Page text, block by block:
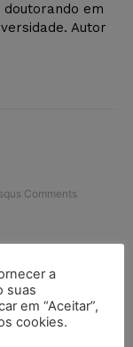
doutorando em
Autor
Comments
a
suas
em “Aceitar”,
cookies.